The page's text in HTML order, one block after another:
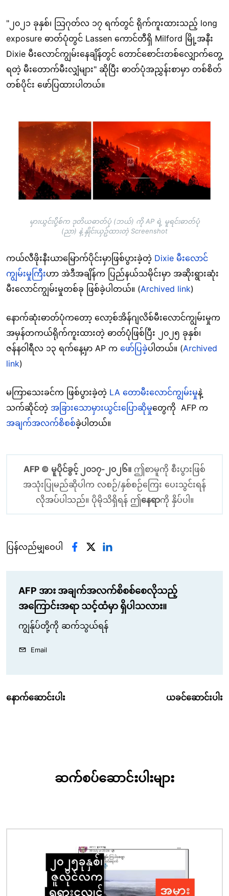
"၂၀၂၁ ခုနှစ်၊ သြဂုတ်လ ၁၇ ရက်တွင် ရိုက်ကူးထားသည့် long
exposure ဓာတ်ပုံတွင် Lassen ကောင်တီရှိ Milford မြို့အနီး
Dixie မီးလောင်ကျွမ်းနေချိန်တွင် တောင်စောင်းတစ်လျှောက်တွေ့
ရတဲ့ မီးတောက်မီးလျှံများ" ဆိုပြီး ဓာတ်ပုံအညွှန်းစာမှာ တစ်စိတ်
တစ်ပိုင်း ဖော်ပြထားပါတယ်။
Image
မှားယွင်းပို့်စ်က ဒုတိယဓာတ်ပုံ (ဘယ်) ကို AP ရဲ့ မူရင်းဓာတ်ပုံ
(ညာ) နဲ့ နှိုင်းယှဥ်ထားတဲ့ Screenshot
ကယ်လီဖိုးနီးယာမြောက်ပိုင်းမှာဖြစ်ပွားခဲ့တဲ့ Dixie မီးလောင်
ကျွမ်းမှုကြီးဟာ အဲဒီအချိန်က ပြည်နယ်သမိုင်းမှာ အဆိုးရွားဆုံး
မီးလောင်ကျွမ်းမှုတစ်ခု ဖြစ်ခဲ့ပါတယ်။ (Archived link)
နောက်ဆုံးဓာတ်ပုံကတော့ လော့စ်အိန်ဂျလိစ်မီးလောင်ကျွမ်းမှုက
အမှန်တကယ်ရိုက်ကူးထားတဲ့ ဓာတ်ပုံဖြစ်ပြီး ၂၀၂၅ ခုနှစ်၊
ဇန်နဝါရီလ ၁၃ ရက်နေ့မှာ AP က ဖော်ပြခဲ့ပါတယ်။ (Archived
link)
မကြာသေးခင်က ဖြစ်ပွားခဲ့တဲ့ LA တောမီးလောင်ကျွမ်းမှုနဲ့
သက်ဆိုင်တဲ့ အခြားသောမှားယွင်းပြောဆိုမှုတွေကို AFP က
အချက်အလက်စိစစ်ခဲ့ပါတယ်။
AFP © မူပိုင်ခွင့် ၂၀၁၇-၂၀၂၆။ ဤစာမူကို စီးပွားဖြစ်
အသုံးပြုမည်ဆိုပါက လစဉ်/နှစ်စဉ်ကြေး ပေးသွင်းရန်
လိုအပ်ပါသည်။ ပိုမိုသိရှိရန် ဤနေရာကို နှိပ်ပါ။
ပြန်လည်မျှဝေပါ
AFP အား အချက်အလက်စိစစ်စေလိုသည့်
အကြောင်းအရာ သင့်ထံမှာ ရှိပါသလား။
ကျွန်ုပ်တို့ကို ဆက်သွယ်ရန်
Email
နောက်ဆောင်းပါး ယခင်ဆောင်းပါး
ဆက်စပ်ဆောင်းပါးများ